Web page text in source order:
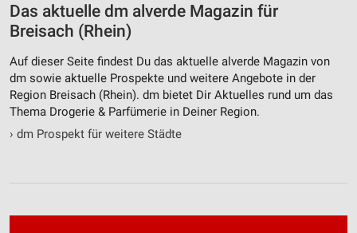
Das aktuelle dm alverde Magazin für
Breisach (Rhein)
Auf dieser Seite findest Du das aktuelle alverde Magazin von
dm sowie aktuelle Prospekte und weitere Angebote in der
Region Breisach (Rhein). dm bietet Dir Aktuelles rund um das
Thema Drogerie & Parfümerie in Deiner Region.
› dm Prospekt für weitere Städte